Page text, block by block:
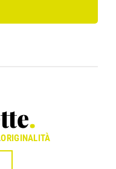
.
ORIGINALITÀ